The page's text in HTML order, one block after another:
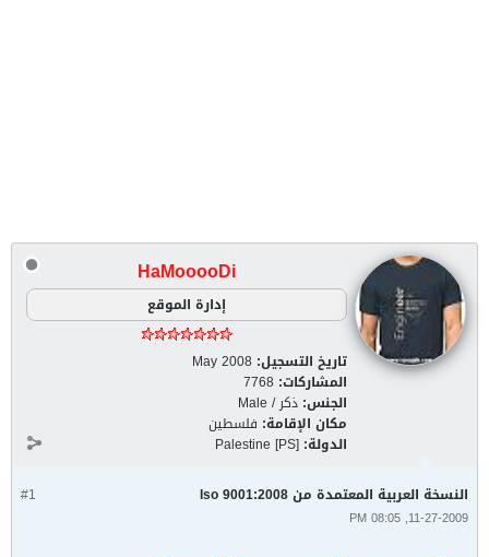
HaMooooDi
إدارة الموقع
تاريخ التسجيل: May 2008
المشاركات: 7768
الجنس: ذكر / Male
مكان الإقامة: فلسطين
الدولة: Palestine [PS]
#1 النسخة العربية المعتمدة من Iso 9001:2008
11-27-2009, 08:05 PM